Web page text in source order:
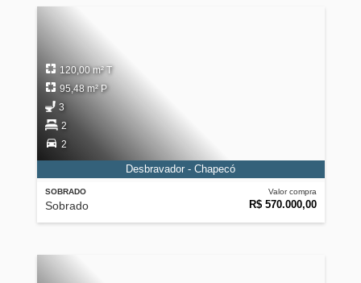
SOBRADO
Sobrado
Valor compra
R$ 570.000,00
120,00 m² T
95,48 m² P
3
2
2
Desbravador - Chapecó